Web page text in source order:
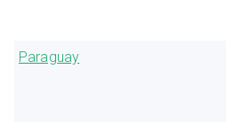
Paraguay